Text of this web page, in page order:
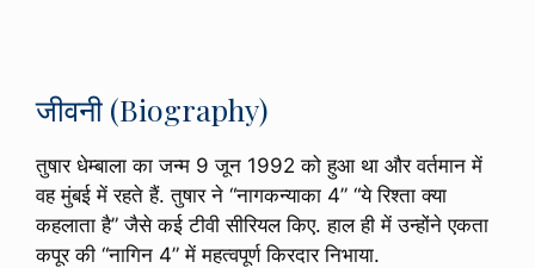
जीवनी (Biography)
तुषार धेम्बाला का जन्म 9 जून 1992 को हुआ था और वर्तमान में
वह मुंबई में रहते हैं. तुषार ने “नागकन्याका 4” “ये रिश्ता क्या
कहलाता है” जैसे कई टीवी सीरियल किए. हाल ही में उन्होंने एकता
कपूर की “नागिन 4” में महत्वपूर्ण किरदार निभाया.